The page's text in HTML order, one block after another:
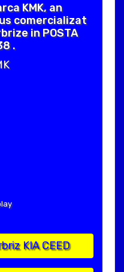
KMK, an
comercializat
in POSTA
.
KIA CEED